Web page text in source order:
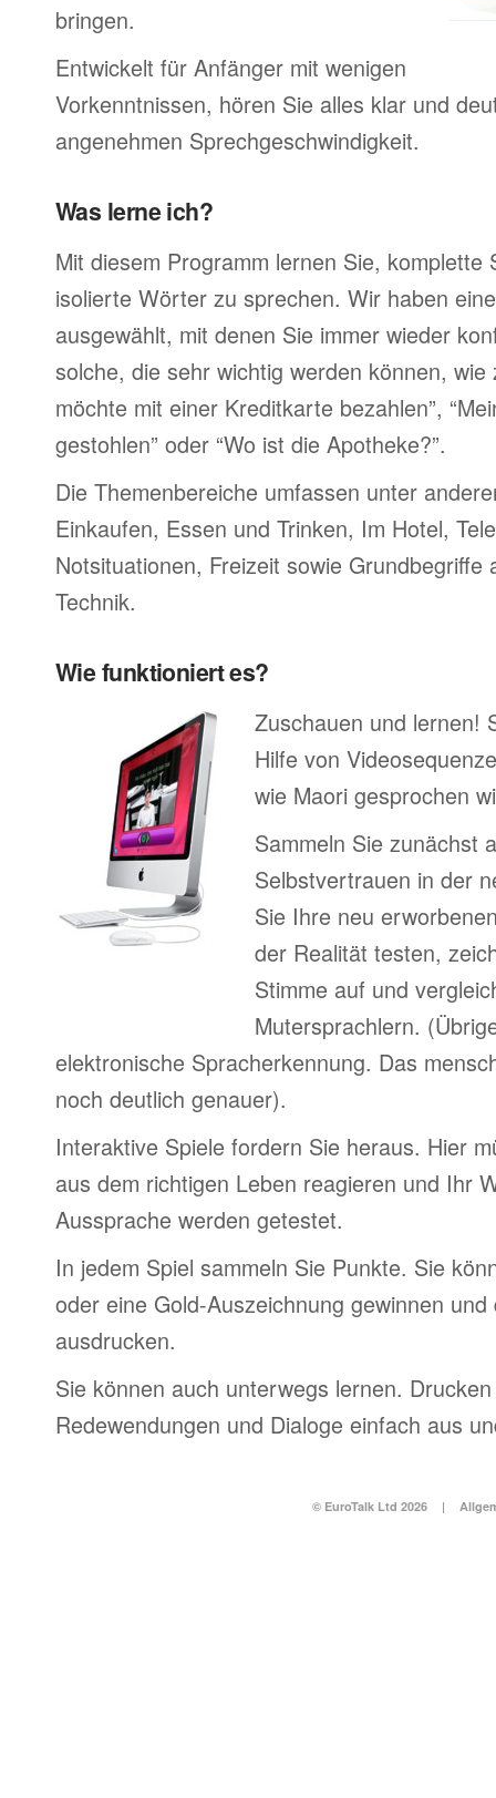
bringen.
Entwickelt für Anfänger mit wenigen
Vorkenntnissen, hören Sie alles klar und
angenehmen Sprechgeschwindigkeit.
Was lerne ich?
Mit diesem Programm lernen Sie, komplette
isolierte Wörter zu sprechen. Wir haben
ausgewählt, mit denen Sie immer wieder
solche, die sehr wichtig werden können, wie
möchte mit einer Kreditkarte bezahlen”,
gestohlen” oder “Wo ist die Apotheke?”.
Die Themenbereiche umfassen unter
Einkaufen, Essen und Trinken, Im Hotel,
Notsituationen, Freizeit sowie
Technik.
Wie funktioniert es?
Zuschauen und lernen!
Hilfe von
wie Maori gesprochen
Sammeln Sie zunächst
Selbstvertrauen in der
Sie Ihre neu
der Realität testen,
Stimme auf und
Mutersprachlern.
elektronische Spracherkennung. Das
noch deutlich genauer).
Interaktive Spiele fordern Sie heraus. Hier
aus dem richtigen Leben reagieren und Ihr
Aussprache werden getestet.
In jedem Spiel sammeln Sie Punkte. Sie
oder eine Gold-Auszeichnung gewinnen
ausdrucken.
Sie können auch unterwegs lernen.
Redewendungen und Dialoge einfach aus
© EuroTalk Ltd 2026 |